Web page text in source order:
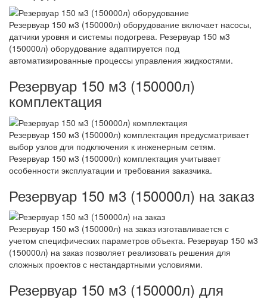
Резервуар 150 м3 (150000л) оборудование включает насосы,
датчики уровня и системы подогрева. Резервуар 150 м3
(150000л) оборудование адаптируется под
автоматизированные процессы управления жидкостями.
Резервуар 150 м3 (150000л)
комплектация
Резервуар 150 м3 (150000л) комплектация предусматривает
выбор узлов для подключения к инженерным сетям.
Резервуар 150 м3 (150000л) комплектация учитывает
особенности эксплуатации и требования заказчика.
Резервуар 150 м3 (150000л) на заказ
Резервуар 150 м3 (150000л) на заказ изготавливается с
учетом специфических параметров объекта. Резервуар 150 м3
(150000л) на заказ позволяет реализовать решения для
сложных проектов с нестандартными условиями.
Резервуар 150 м3 (150000л) для